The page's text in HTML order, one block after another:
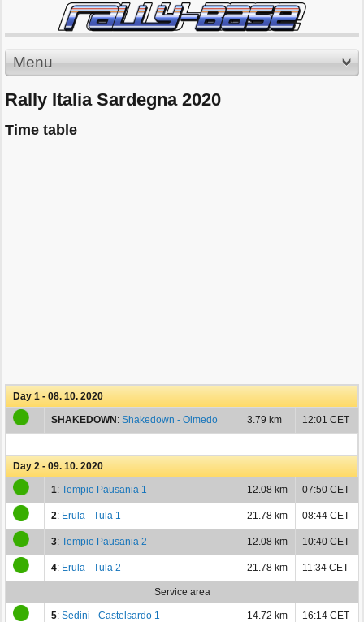
Menu
Rally Italia Sardegna 2020
Time table
Day 1 - 08. 10. 2020
SHAKEDOWN : Shakedown - Olmedo 3.79 km 12:01 CET
Day 2 - 09. 10. 2020
1: Tempio Pausania 1 12.08 km 07:50 CET
2: Erula - Tula 1 21.78 km 08:44 CET
3: Tempio Pausania 2 12.08 km 10:40 CET
4: Erula - Tula 2 21.78 km 11:34 CET
Service area
5: Sedini - Castelsardo 1 14.72 km 16:14 CET